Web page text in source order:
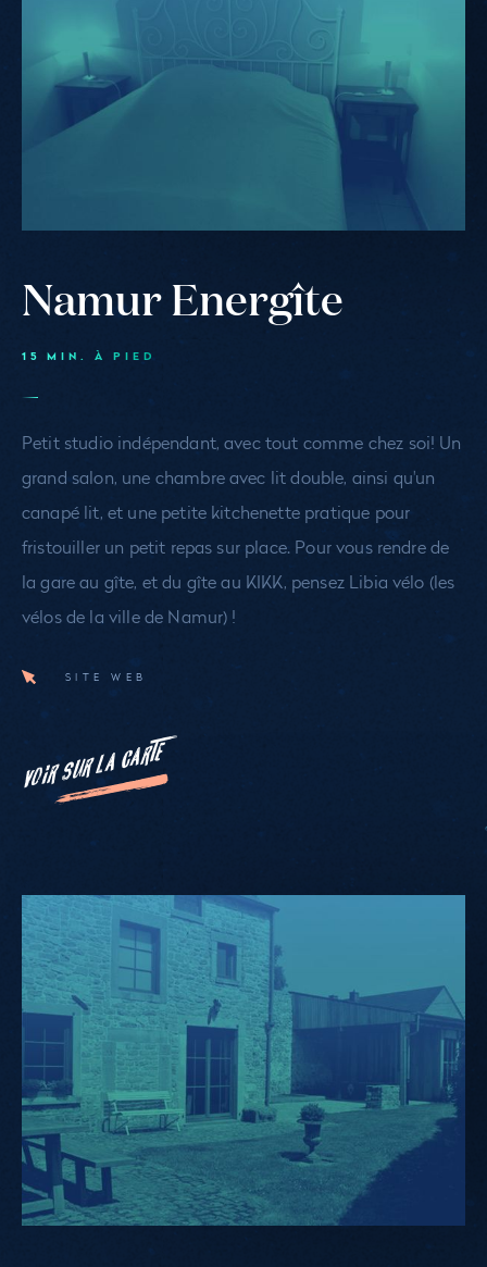
Namur Energîte
15 MIN. À PIED
Petit studio indépendant, avec tout comme chez soi! Un
grand salon, une chambre avec lit double, ainsi qu'un
canapé lit, et une petite kitchenette pratique pour
fristouiller un petit repas sur place. Pour vous rendre de
la gare au gîte, et du gîte au KIKK, pensez Libia vélo (les
vélos de la ville de Namur) !
SITE WEB
VOIR SUR LA CARTE
La
Petite
Ferme
Bleue